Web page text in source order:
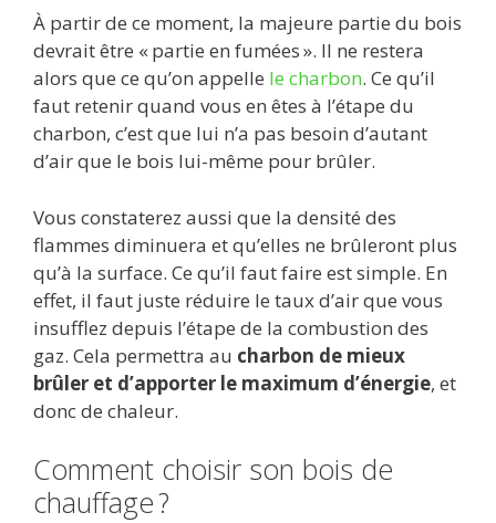
À partir de ce moment, la majeure partie du bois
devrait être « partie en fumées ». Il ne restera
alors que ce qu’on appelle le charbon. Ce qu’il
faut retenir quand vous en êtes à l’étape du
charbon, c’est que lui n’a pas besoin d’autant
d’air que le bois lui-même pour brûler.
Vous constaterez aussi que la densité des
flammes diminuera et qu’elles ne brûleront plus
qu’à la surface. Ce qu’il faut faire est simple. En
effet, il faut juste réduire le taux d’air que vous
insufflez depuis l’étape de la combustion des
gaz. Cela permettra au charbon de mieux
brûler et d’apporter le maximum d’énergie, et
donc de chaleur.
Comment choisir son bois de
chauffage ?